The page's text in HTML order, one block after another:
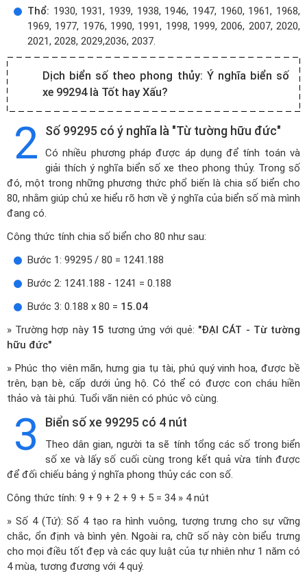
Thổ: 1930, 1931, 1939, 1938, 1946, 1947, 1960, 1961, 1968,
1969, 1977, 1976, 1990, 1991, 1998, 1999, 2006, 2007, 2020,
2021, 2028, 2029,2036, 2037.
Dịch biển số theo phong thủy: Ý nghĩa biển số
xe 99294 là Tốt hay Xấu?
2 Số 99295 có ý nghĩa là "Từ tường hữu đức"
Có nhiều phương pháp được áp dụng để tính toán và
giải thích ý nghĩa biển số xe theo phong thủy. Trong số
đó, một trong những phương thức phổ biến là chia số biển cho
80, nhằm giúp chủ xe hiểu rõ hơn về ý nghĩa của biển số mà mình
đang có.
Công thức tính chia số biển cho 80 như sau:
Bước 1: 99295 / 80 = 1241.188
Bước 2: 1241.188 - 1241 = 0.188
Bước 3: 0.188 x 80 = 15.04
» Trường hợp này 15 tương ứng với quẻ: "ĐẠI CÁT - Từ tường
hữu đức"
» Phúc thọ viên mãn, hưng gia tụ tài, phú quý vinh hoa, được bề
trên, bạn bè, cấp dưới ủng hộ. Có thể có được con cháu hiền
thảo và tài phú. Tuổi vãn niên có phúc vô cùng.
3 Biển số xe 99295 có 4 nút
Theo dân gian, người ta sẽ tính tổng các số trong biển
số xe và lấy số cuối cùng trong kết quả vừa tính được
để đối chiếu bảng ý nghĩa phong thủy các con số.
Công thức tính: 9 + 9 + 2 + 9 + 5 = 34 » 4 nút
» Số 4 (Tứ): Số 4 tạo ra hình vuông, tượng trưng cho sự vững
chắc, ổn định và bình yên. Ngoài ra, chữ số này còn biểu trưng
cho mọi điều tốt đẹp và các quy luật của tự nhiên như 1 năm có
4 mùa, tương đương với 4 quý.